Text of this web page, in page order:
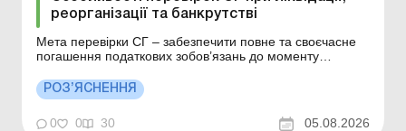
реорганізації та банкрутстві
Мета перевірки СГ – забезпечити повне та своєчасне
погашення податкових зобов’язань до моменту
нижче. Більше за темою: Ліквідація фермерського
господарства шляхом банкрутства Ліквідація у зв’язку з
РОЗ’ЯСНЕННЯ
0 0 30 05.08.2026